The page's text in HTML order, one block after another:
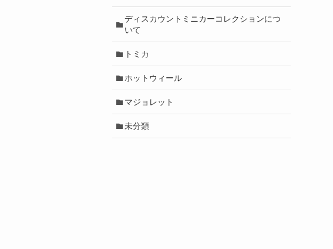
ディスカウントミニカーコレクションにつ
いて
トミカ
ホットウィール
マジョレット
未分類